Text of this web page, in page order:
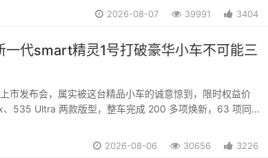
消息，R...
2026-08-07 39991 3404
一代smart精灵1号打破豪华小车不可能三
市发布会，属实被这台精品小车的诚意惊到，限时权益价
535 Ultra 两款版型，整车完成 200 多项焕新，63 项同级
2026-08-06 30656 3226